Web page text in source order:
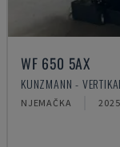
WF 650 5AX
KUNZMANN -
NJEMAČKA 2025